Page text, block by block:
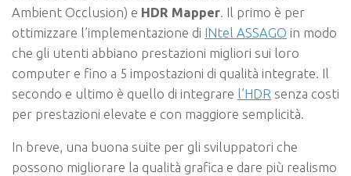
Ambient Occlusion) e HDR Mapper . Il primo è per
ottimizzare l’implementazione di INtel ASSAGO in modo
che gli utenti abbiano prestazioni migliori sui loro
computer e fino a 5 impostazioni di qualità integrate. Il
secondo e ultimo è quello di integrare l’HDR senza costi
per prestazioni elevate e con maggiore semplicità.
In breve, una buona suite per gli sviluppatori che
possono migliorare la qualità grafica e dare più realismo